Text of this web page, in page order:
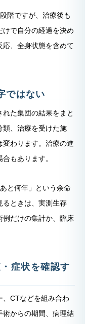
階ですが、治療後も
で自分の経過を決め
、全身状態を含めて
ではない
た集団の結果をまと
類、治療を受けた施
わります。治療の進
もあります。
と何年」という余命
るときは、実測生存
例だけの集計か、臨床
症状を確認す
、CTなどを組み合わ
術からの期間、病理結